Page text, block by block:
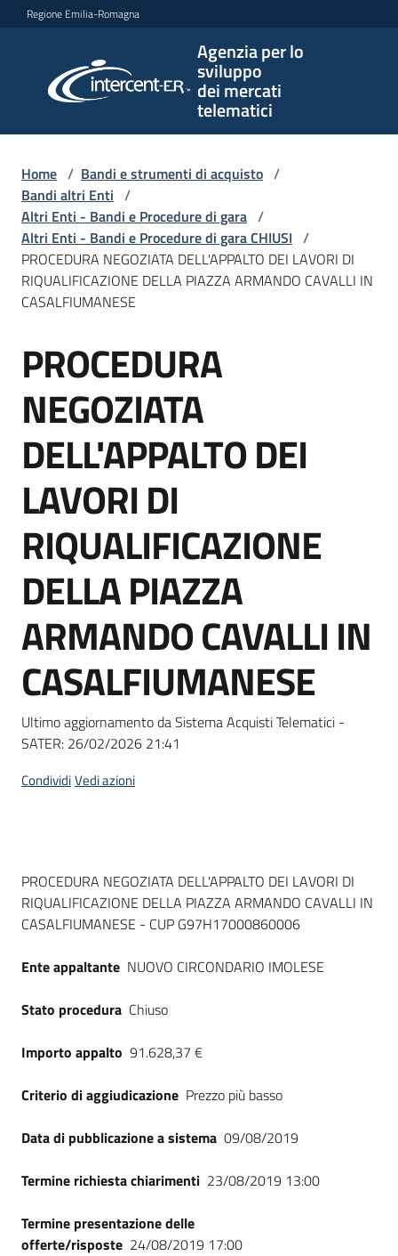
Vai al contenuto
Vai alla navigazione
Vai al footer
Regione Emilia-Romagna
Agenzia per lo
sviluppo
dei mercati
telematici
per lo
sviluppo
telematici
L'Agenzia
e
strumenti
acquisto
Supporto
Piattaforme
telematiche
site
Home / Bandi e strumenti di acquisto /
Bandi altri Enti /
Altri Enti - Bandi e Procedure di gara /
Altri Enti - Bandi e Procedure di gara CHIUSI /
PROCEDURA NEGOZIATA DELL'APPALTO DEI LAVORI DI
RIQUALIFICAZIONE DELLA PIAZZA ARMANDO CAVALLI IN
CASALFIUMANESE
Salta al contenuto
PROCEDURA
NEGOZIATA
DELL'APPALTO DEI
LAVORI DI
RIQUALIFICAZIONE
DELLA PIAZZA
ARMANDO CAVALLI IN
CASALFIUMANESE
Ultimo aggiornamento da Sistema Acquisti Telematici -
SATER: 26/02/2026 21:41
CondividiVedi azioni
Dati del bando
PROCEDURA NEGOZIATA DELL'APPALTO DEI LAVORI DI
RIQUALIFICAZIONE DELLA PIAZZA ARMANDO CAVALLI IN
CASALFIUMANESE - CUP G97H17000860006
Ente appaltante NUOVO CIRCONDARIO IMOLESE
Stato procedura Chiuso
Importo appalto 91.628,37 €
Criterio di aggiudicazione Prezzo più basso
Data di pubblicazione a sistema 09/08/2019
Termine richiesta chiarimenti 23/08/2019 13:00
Termine presentazione delle
offerte/risposte 24/08/2019 17:00